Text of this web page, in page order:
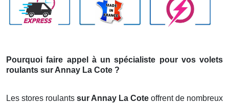
Pourquoi faire appel à un spécialiste pour vos volets
roulants sur Annay La Cote ?
Les stores roulants sur Annay La Cote offrent de nombreux